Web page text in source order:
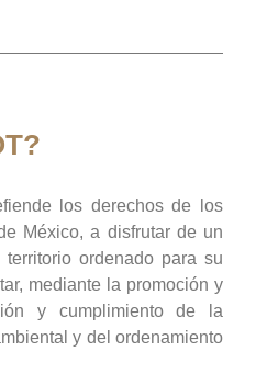
los derechos de los
México, a disfrutar de un
ordenado para su
mediante la promoción y
y cumplimiento de la
y del ordenamiento